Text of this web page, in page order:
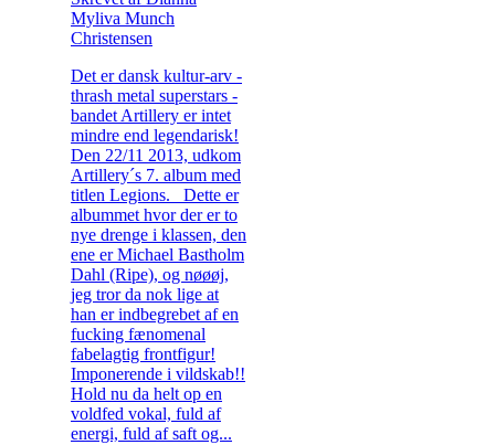
Myliva Munch
Christensen
Det er dansk kultur-arv -
thrash metal superstars -
bandet Artillery er intet
mindre end legendarisk!
Den 22/11 2013, udkom
Artillery´s 7. album med
titlen Legions. Dette er
albummet hvor der er to
nye drenge i klassen, den
ene er Michael Bastholm
Dahl (Ripe), og nøøøj,
jeg tror da nok lige at
han er indbegrebet af en
fucking fænomenal
fabelagtig frontfigur!
Imponerende i vildskab!!
Hold nu da helt op en
voldfed vokal, fuld af
energi, fuld af saft og...